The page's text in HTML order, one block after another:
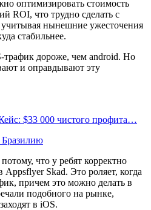
оптимизировать стоимость
ROI, что трудно сделать с
нынешние ужесточения
стабильнее.
дороже, чем android. Но
и оправдывают эту
$33 000 чистого профита…
Бразилию
что у ребят корректно
Skad. Это роляет, когда
причем это можно делать в
подобного на рынке,
в iOS.